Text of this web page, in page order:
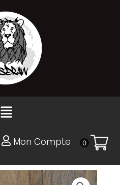
Menu
Mon Compte 0